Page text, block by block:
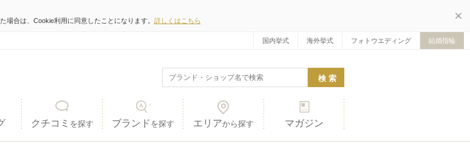
合は、Cookie利用に同意したことになります。 詳しくはこちら
国内挙式 海外挙式 フォトウエディング 結婚指輪
クチコミ を探す ブランド を探す エリアから探す マガジン